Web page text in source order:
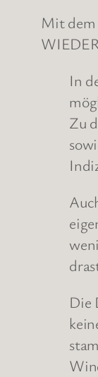
Mit dem
In
Zu
Die